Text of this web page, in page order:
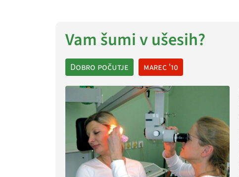
Vam šumi v ušesih?
Dobro počutje
marec '10